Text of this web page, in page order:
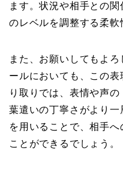
ます。状況や相手との
のレベルを調整する柔軟
また、お願いしてもよ
ールにおいても、この
り取りでは、表情や声
葉遣いの丁寧さがより
を用いることで、相手
ことができるでしょう。